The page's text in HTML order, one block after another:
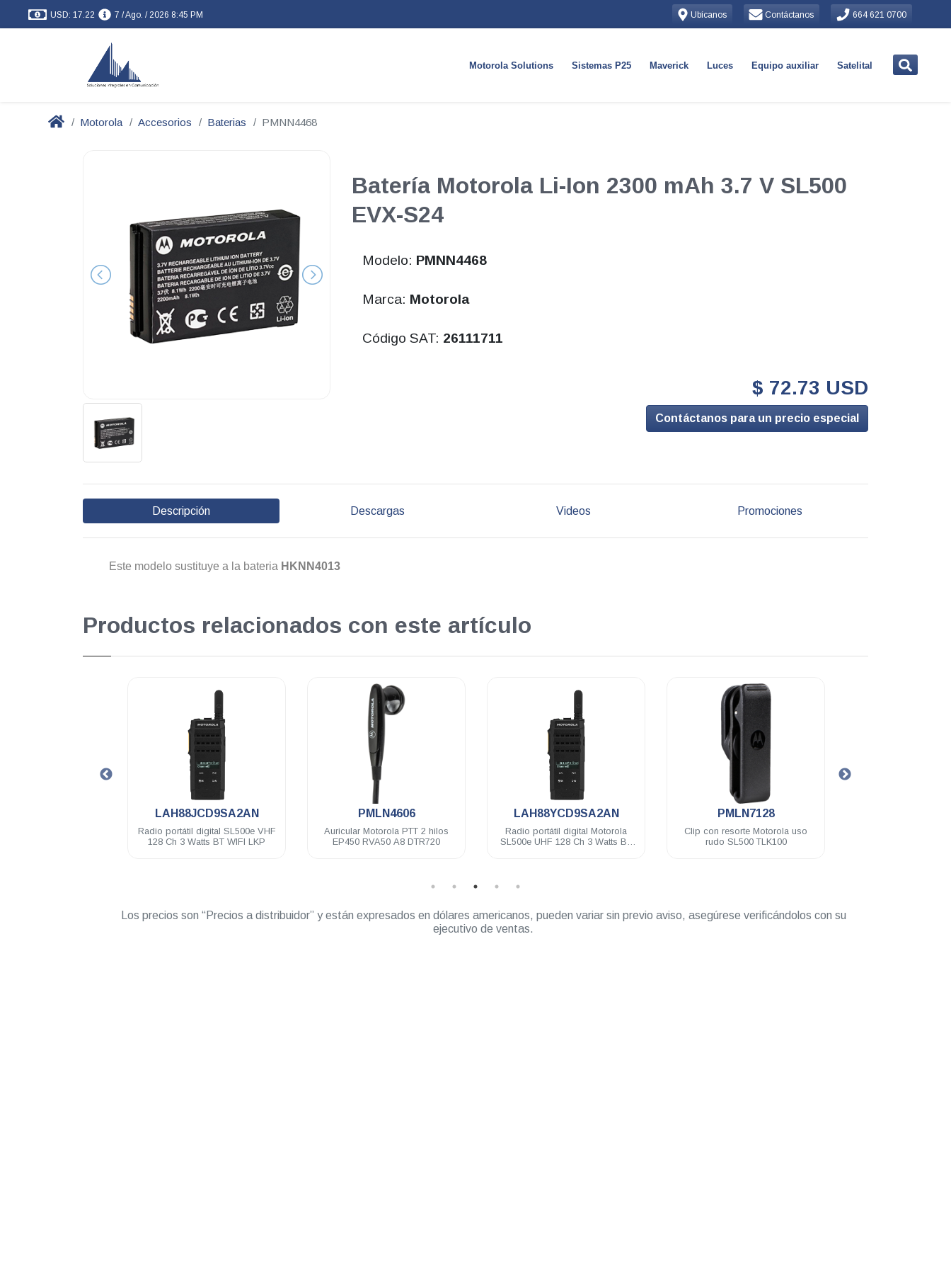
USD: 17.22 7 / Ago. / 2026 8:45 PM Ubícanos Contáctanos 664 621 0700
Motorola Solutions Sistemas P25 Maverick Luces Equipo auxiliar Satelital
Motorola Accesorios Baterias PMNN4468
Batería Motorola Li-Ion 2300 mAh 3.7 V SL500
EVX-S24
Modelo: PMNN4468
Marca: Motorola
Código SAT: 26111711
$ 72.73 USD
Contáctanos para un precio especial
Descripción Descargas Videos Promociones
Este modelo sustituye a la bateria HKNN4013
Productos relacionados con este artículo
LAH88JCD9SA2AN
Radio portátil digital SL500e VHF
128 Ch 3 Watts BT WIFI LKP
PMLN4606
Auricular Motorola PTT 2 hilos
EP450 RVA50 A8 DTR720
LAH88YCD9SA2AN
Radio portátil digital Motorola
SL500e UHF 128 Ch 3 Watts BT
PMLN7128
Clip con resorte Motorola uso
rudo SL500 TLK100
Los precios son “Precios a distribuidor” y están expresados en dólares americanos, pueden variar sin previo aviso, asegúrese verificándolos con su
ejecutivo de ventas.